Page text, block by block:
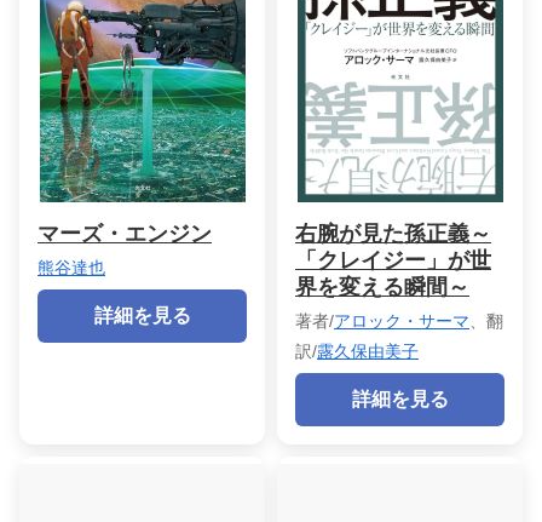
マーズ・エンジン
熊谷達也
詳細を見る
右腕が見た孫正義～
「クレイジー」が世
界を変える瞬間～
著者/アロック・サーマ 、翻
訳/露久保由美子
詳細を見る